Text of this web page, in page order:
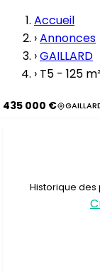
Accueil
›Annonces
›GAILLARD
› T5 - 125
435 000 €
Historique des